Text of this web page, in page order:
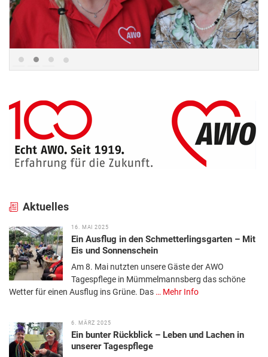
Aktuelles
16. MAI 2025
Ein Ausflug in den Schmetterlingsgarten – Mit
Eis und Sonnenschein
Am 8. Mai nutzten unsere Gäste der AWO
Tagespflege in Mümmelmannsberg das schöne
Wetter für einen Ausflug ins Grüne. Das … Mehr Info
6. MÄRZ 2025
Ein bunter Rückblick – Leben und Lachen in
unserer Tagespflege